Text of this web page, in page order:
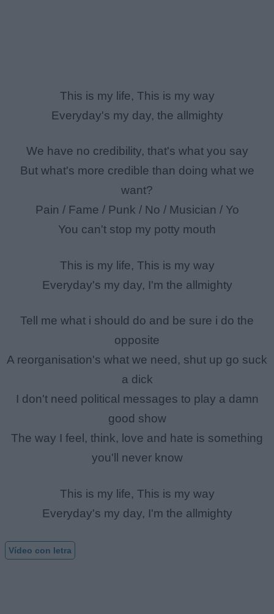
This is my life, This is my way
Everyday's my day, the allmighty
We have no credibility, that's what you say
But what's more credible than doing what we
want?
Pain / Fame / Punk / No / Musician / Yo
You can't stop my potty mouth
This is my life, This is my way
Everyday's my day, I'm the allmighty
Tell me what i should do and be sure i do the
opposite
A reorganisation's what we need, shut up go suck
a dick
I don't need political messages to play a damn
good show
The way I feel, think, love and hate is something
you'll never know
This is my life, This is my way
Everyday's my day, I'm the allmighty
Vídeo con letra